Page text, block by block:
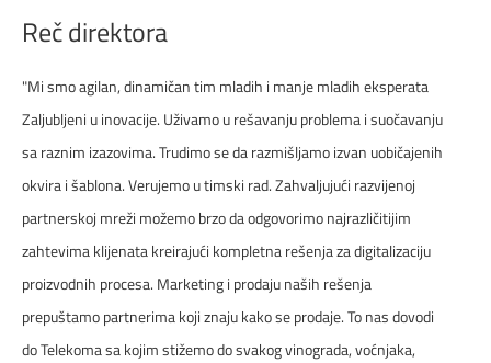
Reč direktora
"Mi smo agilan, dinamičan tim mladih i manje mladih eksperata
Zaljubljeni u inovacije. Uživamo u rešavanju problema i suočavanju
sa raznim izazovima. Trudimo se da razmišljamo izvan uobičajenih
okvira i šablona. Verujemo u timski rad. Zahvaljujući razvijenoj
partnerskoj mreži možemo brzo da odgovorimo najrazličitijim
zahtevima klijenata kreirajući kompletna rešenja za digitalizaciju
proizvodnih procesa. Marketing i prodaju naših rešenja
prepuštamo partnerima koji znaju kako se prodaje. To nas dovodi
do Telekoma sa kojim stižemo do svakog vinograda, voćnjaka,